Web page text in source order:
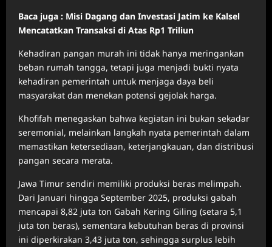
Baca juga : Misi Dagang dan Investasi Jatim ke Kalsel
Mencatatkan Transaksi di Atas Rp1 Triliun
Kehadiran pangan murah ini tidak hanya meringankan
beban rumah tangga, tetapi juga menjadi bukti nyata
kehadiran pemerintah untuk menjaga daya beli
masyarakat dan menekan potensi gejolak harga.
Khofifah menegaskan bahwa kegiatan ini bukan sekadar
seremonial, melainkan langkah nyata pemerintah dalam
memastikan ketersediaan, keterjangkauan, dan distribusi
pangan secara merata.
Jawa Timur sendiri memiliki produksi beras melimpah.
Dari Januari hingga September 2025, produksi gabah
mencapai 8,82 juta ton Gabah Kering Giling (setara 5,1
juta ton beras), sementara kebutuhan beras di provinsi
ini diperkirakan 3,43 juta ton, sehingga surplus lebih